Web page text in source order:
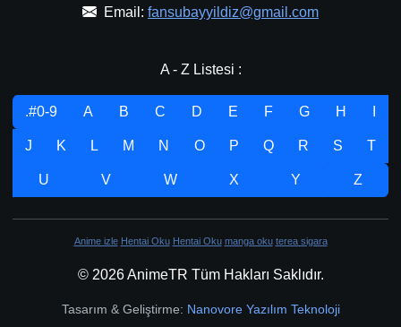
Email: fansubayyildiz@gmail.com
A - Z Listesi :
.#0-9 A B C D E F G H
J K L M N O P Q R S T
U V W X Y Z
Anime izle Hentai Oku Hentai Oku manga oku terea sigara
© 2026 AnimeTR Tüm Hakları Saklıdır.
Tasarım & Geliştirme: Nanovore Yazılım Teknoloji